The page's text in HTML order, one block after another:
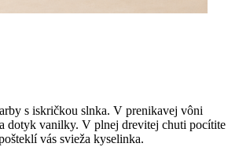
s iskričkou slnka. V prenikavej vôni
dotyk vanilky. V plnej drevitej chuti pocítite
vás svieža kyselinka.